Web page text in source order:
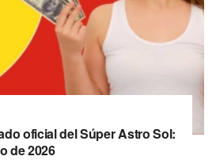
oficial del Súper Astro Sol:
de 2026